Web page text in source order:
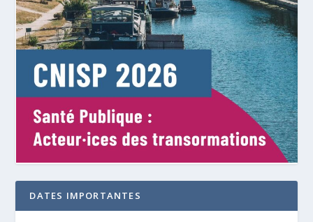
DATES IMPORTANTES